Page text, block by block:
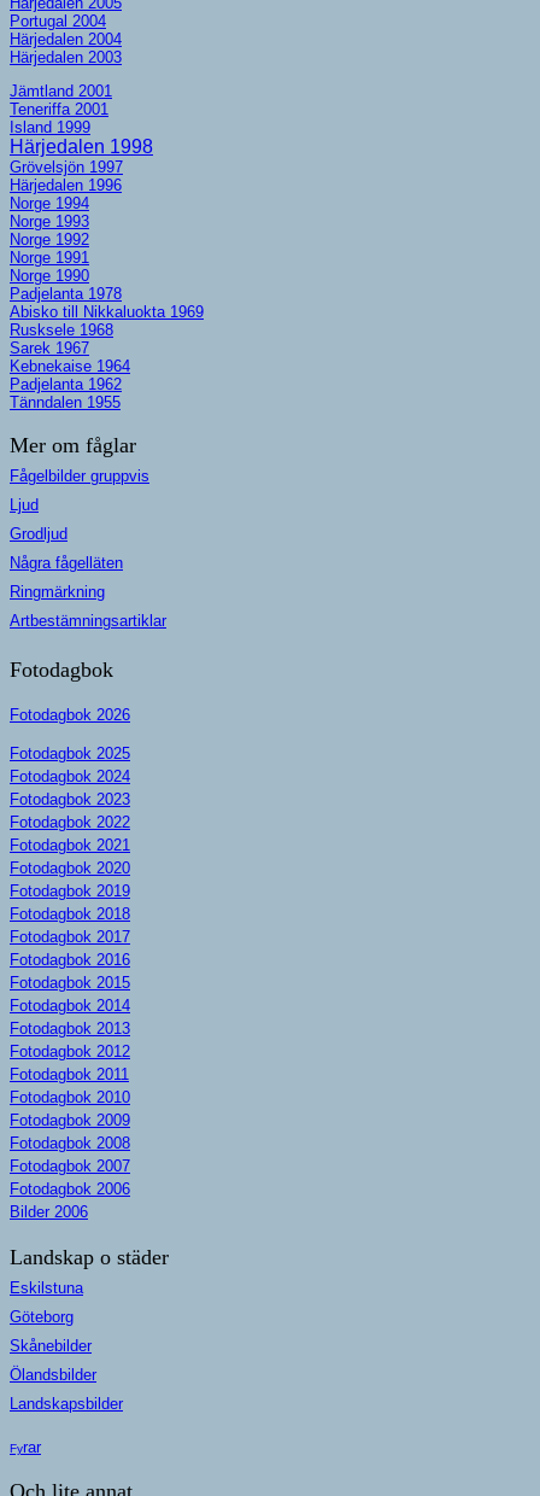
Portugal 2004
Härjedalen 2004
Härjedalen 2003
Jämtland 2001
Teneriffa 2001
Island 1999
Härjedalen 1998
Grövelsjön 1997
Härjedalen 1996
Norge 1994
Norge 1993
Norge 1992
Norge 1991
Norge 1990
Padjelanta 1978
Abisko till Nikkaluokta 1969
Rusksele 1968
Sarek 1967
Kebnekaise 1964
Padjelanta 1962
Tänndalen 1955
Mer om fåglar
Fågelbilder gruppvis
Ljud
Grodljud
Några fågelläten
Ringmärkning
Artbestämningsartiklar
Fotodagbok
Fotodagbok 2026
Fotodagbok 2025
Fotodagbok 2024
Fotodagbok 2023
Fotodagbok 2022
Fotodagbok 2021
Fotodagbok 2020
Fotodagbok 2019
Fotodagbok 2018
Fotodagbok 2017
Fotodagbok 2016
Fotodagbok 2015
Fotodagbok 2014
Fotodagbok 2013
Fotodagbok 2012
Fotodagbok 2011
Fotodagbok 2010
Fotodagbok 2009
Fotodagbok 2008
Fotodagbok 2007
Fotodagbok 2006
Bilder 2006
Landskap o städer
Eskilstuna
Göteborg
Skånebilder
Ölandsbilder
Landskapsbilder
Fyrar
Och lite annat